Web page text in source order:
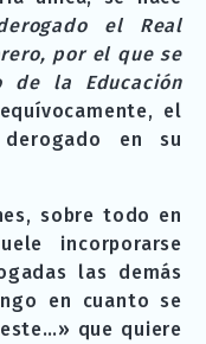
el Real
por el que se
de la Educación
el
en su
sobre todo en
incorporarse
las demás
en cuanto se
que quiere